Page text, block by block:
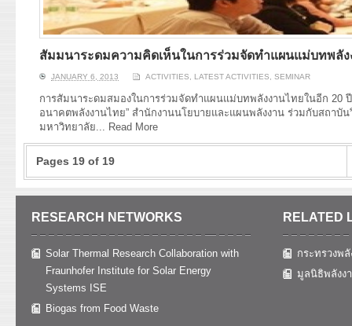
สัมมนาระดมความคิดเห็นในการร่วมจัดทำแผนแม่บทพลัง
JANUARY 6, 2013 ACTIVITIES LATEST ACTIVITIES SEMINAR
การสัมนาระดมสมองในการร่วมจัดทำแผนแม่บทพลังงานไทยในอีก 20 ปี
อนาคตพลังงานไทย” สำนักงานนโยบายและแผนพลังงาน ร่วมกับสถาบั
มหาวิทยาลัย...
Read More
Pages 19 of 19
RESEARCH NETWORKS
Solar Thermal Research Collaboration with
Fraunhofer Institute for Solar Energy
Systems ISE
Biogas from Food Waste
RELATED
กระทรวงพลั
มูลนิธิพลังง